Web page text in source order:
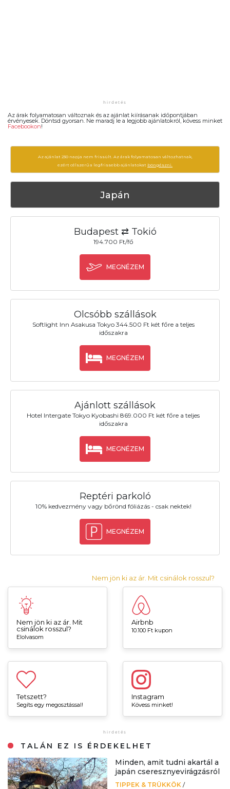
Az árak folyamatosan változnak és az ajánlat kiírásanak időpontjában
érvényesek. Döntsd gyorsan. Ne maradj le a legjobb ajánlatokról, kövess minket
Facebookon!
Az ajánlat 230 napja nem frissült. Az árak folyamatosan változhatnak,
ezért célszerű a legfrissebb ajánlatokat böngészni.
Japán
Budapest ⇄ Tokió
194.700 Ft/fő
MEGNÉZEM
Olcsóbb szállások
Softlight Inn Asakusa Tokyo 344.500 Ft két főre a teljes
időszakra
MEGNÉZEM
Ajánlott szállások
Hotel Intergate Tokyo Kyobashi 869.000 Ft két főre a teljes
időszakra
MEGNÉZEM
Reptéri parkoló
10% kedvezmény vagy bőrönd fóliázás - csak nektek!
MEGNÉZEM
Nem jön ki az ár. Mit csinálok rosszul?
Nem jön ki az ár. Mit
csinálok rosszul?
Elolvasom
Airbnb
10.100 Ft kupon
Tetszett?
Segíts egy megosztással!
Instagram
Kövess minket!
TALÁN EZ IS ÉRDEKELHET
Minden, amit tudni akartál a
japán cseresznyevirágzásról
TIPPEK & TRÜKKÖK /